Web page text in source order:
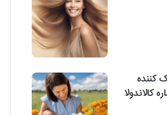
کننده